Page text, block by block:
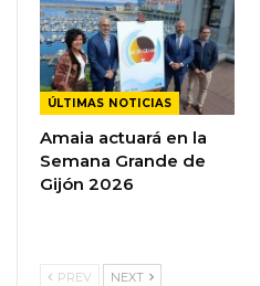
ÚLTIMAS NOTICIAS
Amaia actuará en la
Semana Grande de
Gijón 2026
PREV NEXT